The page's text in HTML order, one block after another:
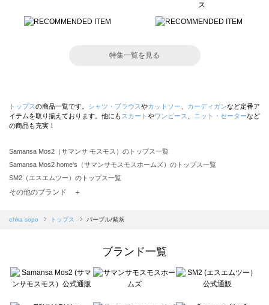
特集一覧を見る
トップスの商品一覧です。 シャツ・ブラウスやカットソー カーディガンなど定番ア
イテムを取り揃えております。他にも スカート やワンピース ニット・セーターなど
の商品も充実！
Samansa Mos2（サマンサ モスモス）のトップス一覧
Samansa Mos2 home's（サマンサモスモスホームズ）のトップス一覧
SM2（エスエムツー）のトップス一覧
TSUHARU by Samansa Mos2（ツハルバイサマンサモスモス）のトップス一覧
Samansa Mos2 blue（サマンサモスモス ブルー）のトップス一覧
sō4ū（ソウフォーユー）のトップス一覧
Te chichi（テチチ）のトップス一覧
Te chichi CLASSIC（テチチ クラシック）のトップス一覧
その他のブランド ＋
ehka sopo トップス パープル/紫系
ブランド一覧